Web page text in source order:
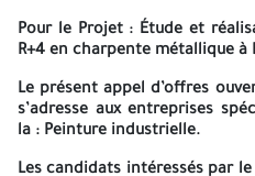
Société Algérienne de
Route
Pour le Projet : Étude et
R+4 en charpente métallique à
Le présent appel d’offres
s’adresse aux entreprises
la : Peinture industrielle.
Les candidats intéressés par